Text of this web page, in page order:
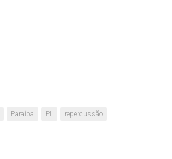
Paraíba PL repercussão